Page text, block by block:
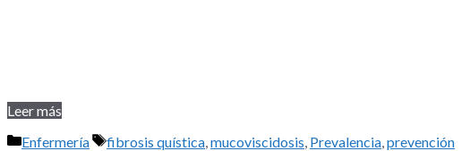
Leer más
Categorías
Enfermería Etiquetas
fibrosis quística,mucoviscidosis, Prevalencia,prevención